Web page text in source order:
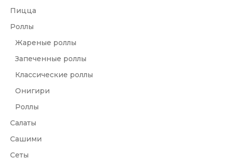
Пицца
Роллы
Жареные роллы
Запеченные роллы
Классические роллы
Онигири
Роллы
Салаты
Сашими
Сеты